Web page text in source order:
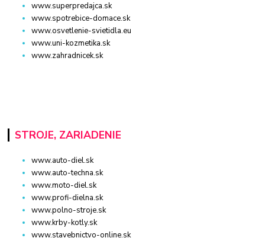
www.superpredajca.sk
www.spotrebice-domace.sk
www.osvetlenie-svietidla.eu
www.uni-kozmetika.sk
www.zahradnicek.sk
STROJE, ZARIADENIE
www.auto-diel.sk
www.auto-techna.sk
www.moto-diel.sk
www.profi-dielna.sk
www.polno-stroje.sk
www.krby-kotly.sk
www.stavebnictvo-online.sk